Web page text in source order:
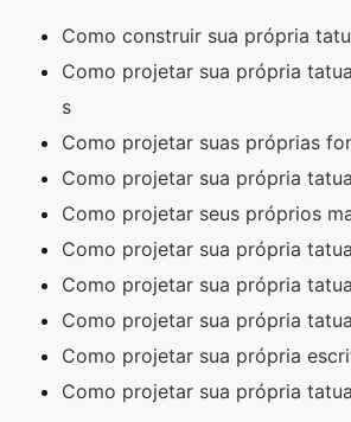
Como construir sua própria
Como projetar sua própria
s
Como projetar suas próprias
Como projetar sua própria
Como projetar seus próprios
Como projetar sua própria
Como projetar sua própria
Como projetar sua própria
Como projetar sua própria
Como projetar sua própria